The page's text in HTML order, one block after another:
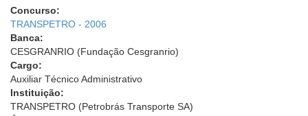
Concurso:
TRANSPETRO - 2006
Banca:
CESGRANRIO (Fundação Cesgranrio)
Cargo:
Auxiliar Técnico Administrativo
Instituição:
TRANSPETRO (Petrobrás Transporte SA)